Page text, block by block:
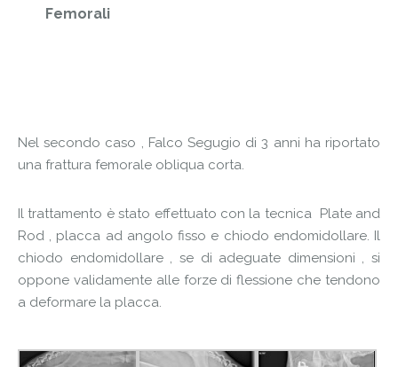
Femorali
Nel secondo caso , Falco Segugio di 3 anni ha riportato
una frattura femorale obliqua corta.
Il trattamento è stato effettuato con la tecnica Plate and
Rod , placca ad angolo fisso e chiodo endomidollare. Il
chiodo endomidollare , se di adeguate dimensioni , si
oppone validamente alle forze di flessione che tendono
a deformare la placca.